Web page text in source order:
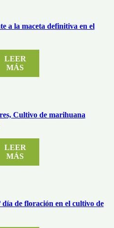
a la maceta definitiva en el
LEER
MÁS
Cultivo de marihuana
LEER
MÁS
día de floración en el cultivo de